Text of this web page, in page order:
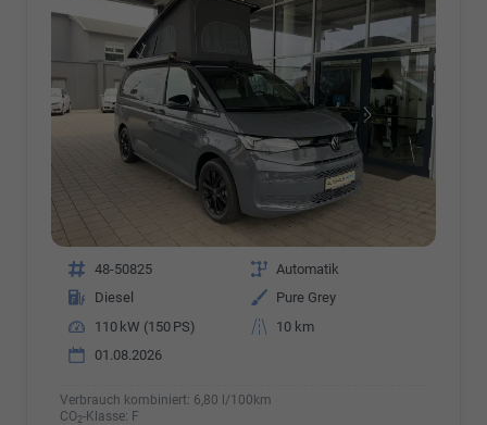
Fahrzeugnr. 48-50825 Getriebe Automatik
Kraftstoff
Diesel Außenfarbe
Pure Grey
Leistung
110 kW (150 PS) Kilometerstand
10 km
01.08.2026
Verbrauch kombiniert: 6,80 l/100km
CO2-Klasse: F